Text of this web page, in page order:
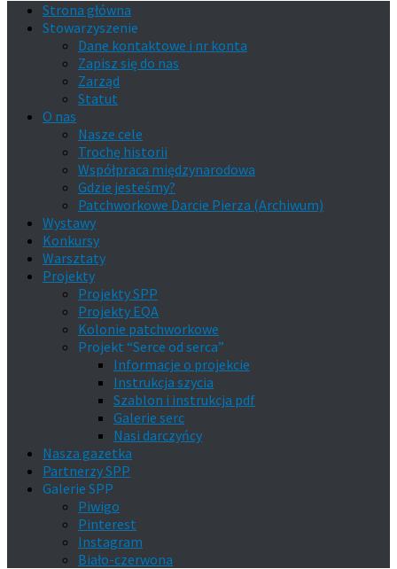
Strona główna
Stowarzyszenie
Dane kontaktowe i nr konta
Zapisz się do nas
Zarząd
Statut
O nas
Nasze cele
Trochę historii
Współpraca międzynarodowa
Gdzie jesteśmy?
Patchworkowe Darcie Pierza (Archiwum)
Wystawy
Konkursy
Warsztaty
Projekty
Projekty SPP
Projekty EQA
Kolonie patchworkowe
Projekt “Serce od serca”
Informacje o projekcie
Instrukcja szycia
Szablon i instrukcja pdf
Galerie serc
Nasi darczyńcy
Nasza gazetka
Partnerzy SPP
Galerie SPP
Piwigo
Pinterest
Instagram
Biało-czerwona